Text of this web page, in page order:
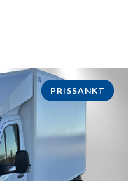
PRISSÄNKT